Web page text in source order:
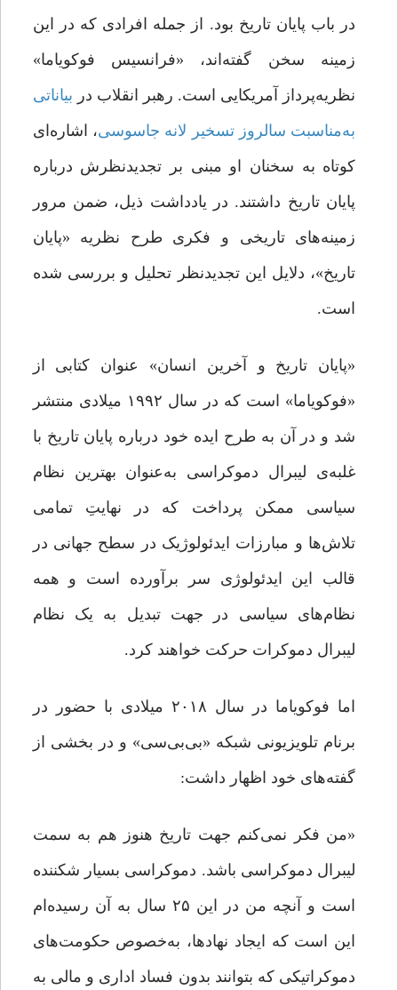
در باب پایان تاریخ بود. از جمله‌ افرادی که در این
زمینه سخن گفته‌اند، «فرانسیس فوکویاما»
نظریه‌پرداز آمریکایی است. رهبر انقلاب در بیاناتی
بهمناسبت سالروز تسخیر لانه جاسوسی، اشاره‌ای
کوتاه به سخنان او مبنی بر تجدیدنظرش درباره‌
پایان تاریخ داشتند. در یادداشت ذیل، ضمن مرور
زمینه‌های تاریخی و فکری طرح نظریه‌ «پایان
تاریخ»، دلایل این تجدیدنظر تحلیل و بررسی شده
است.
«پایان تاریخ و آخرین انسان» عنوان کتابی از
«فوکویاما» است که در سال ۱۹۹۲ میلادی منتشر
شد و در آن به طرح ایده‌ خود درباره‌ پایان تاریخ با
غلبه‌ی لیبرال دموکراسی به‌عنوان بهترین نظام
سیاسی ممکن پرداخت که در نهایتِ تمامی
تلاش‌ها و مبارزات ایدئولوژیک در سطح جهانی در
قالب این ایدئولوژی سر برآورده است و همه‌
نظام‌های سیاسی در جهت تبدیل به یک نظام
لیبرال دموکرات حرکت خواهند کرد.
اما فوکویاما در سال ۲۰۱۸ میلادی با حضور در
برنام تلویزیونی شبکه‌ «بی‌بی‌سی» و در بخشی از
گفته‌های خود اظهار داشت:
«من فکر نمی‌کنم جهت تاریخ هنوز هم به سمت
لیبرال دموکراسی باشد. دموکراسی بسیار شکننده
است و آنچه من در این ۲۵ سال به آن رسیده‌ام
این است که ایجاد نهادها، به‌خصوص حکومت‌های
دموکراتیکی که بتوانند بدون فساد اداری و مالی به